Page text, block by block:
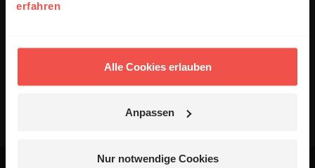
erfahren
Alle Cookies erlauben
Anpassen
Nur notwendige Cookies
Veröffentlichung besteht nicht. Bitte beachten Sie beim
Absenden